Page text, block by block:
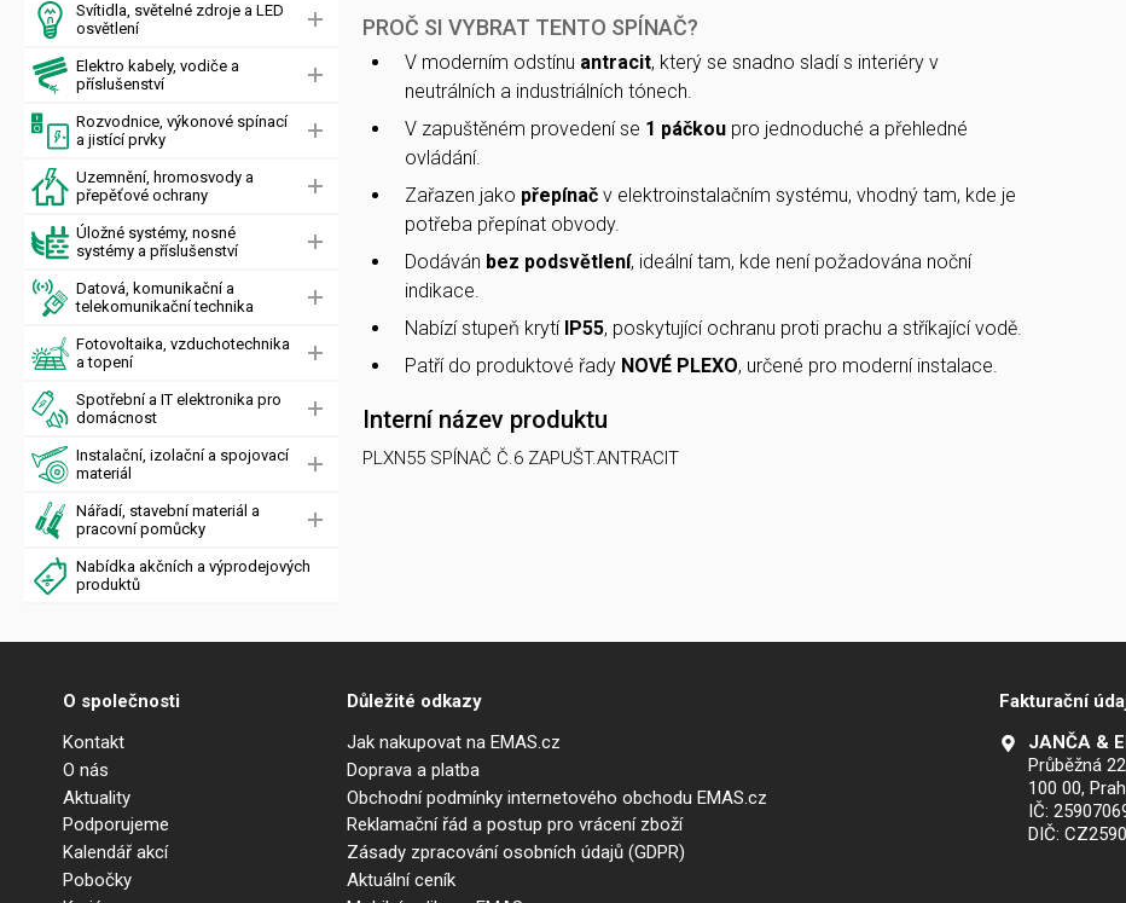
Svítidla, světelné zdroje a LED
osvětlení
Elektro kabely, vodiče a
příslušenství
Rozvodnice, výkonové spínací
a jistící prvky
Uzemnění, hromosvody a
přepěťové ochrany
Úložné systémy, nosné
systémy a příslušenství
Datová, komunikační a
telekomunikační technika
Fotovoltaika, vzduchotechnika
a topení
Spotřební a IT elektronika pro
domácnost
Instalační, izolační a spojovací
materiál
Nářadí, stavební materiál a
pracovní pomůcky
Nabídka akčních a výprodejových
produktů
PROČ SI VYBRAT TENTO SPÍNAČ?
V moderním odstínu antracit, který se snadno sladí s interiéry v
neutrálních a industriálních tónech.
V zapuštěném provedení se 1 páčkou pro jednoduché a přehledné
ovládání.
Zařazen jako přepínač v elektroinstalačním systému, vhodný tam, kde je
potřeba přepínat obvody.
Dodáván bez podsvětlení, ideální tam, kde není požadována noční
indikace.
Nabízí stupeň krytí IP55, poskytující ochranu proti prachu a stříkající vodě.
Patří do produktové řady NOVÉ PLEXO, určené pro moderní instalace.
Interní název produktu
PLXN55 SPÍNAČ Č.6 ZAPUŠT.ANTRACIT
O společnosti
Kontakt
O nás
Aktuality
Podporujeme
Kalendář akcí
Pobočky
Důležité odkazy
Jak nakupovat na EMAS.cz
Doprava a platba
Obchodní podmínky internetového obchodu EMAS.cz
Reklamační řád a postup pro vrácení zboží
Zásady zpracování osobních údajů (GDPR)
Aktuální ceník
Fakturační
JANČA &
Průběžná
100 00,
IČ:
DIČ: